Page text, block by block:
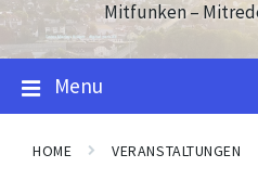
Mitfunken –
Menu
HOME VERANSTALTUNGEN